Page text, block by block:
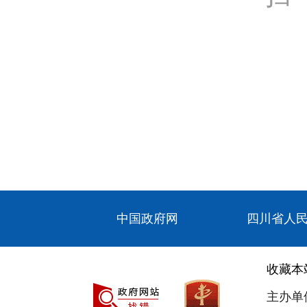
中国政府网 四川省人
收藏本
主办